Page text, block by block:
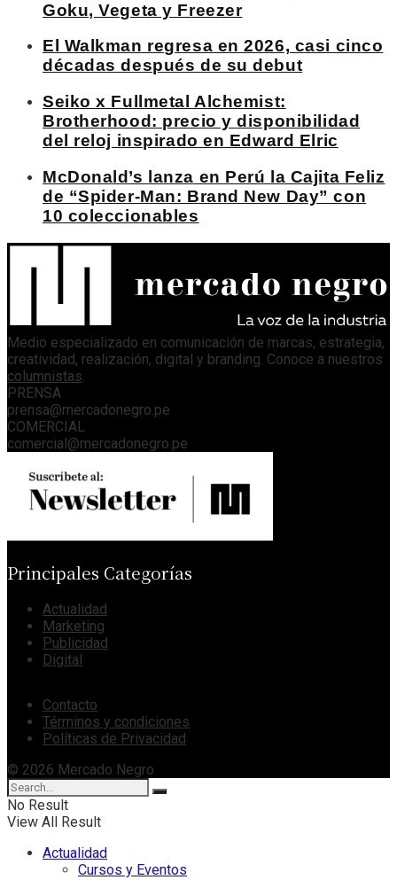
Goku, Vegeta y Freezer
El Walkman regresa en 2026, casi cinco
décadas después de su debut
Seiko x Fullmetal Alchemist:
Brotherhood: precio y disponibilidad
del reloj inspirado en Edward Elric
McDonald’s lanza en Perú la Cajita Feliz
de “Spider-Man: Brand New Day” con
10 coleccionables
Medio especializado en comunicación de marcas, estrategia,
creatividad, realización, digital y branding. Conoce a nuestros
columnistas
PRENSA
prensa@mercadonegro.pe
COMERCIAL
comercial@mercadonegro.pe
Principales Categorías
Actualidad
Marketing
Publicidad
Digital
Contacto
Términos y condiciones
Políticas de Privacidad
© 2026 Mercado Negro
No Result
View All Result
Actualidad
Cursos y Eventos